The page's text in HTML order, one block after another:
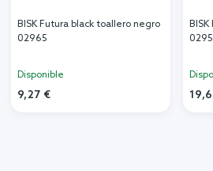
BISK Futura black toallero negro
02965
Disponible
9,27 €